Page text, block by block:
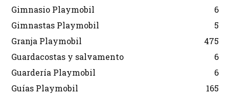
Gimnasio Playmobil
6
Gimnastas Playmobil
5
Granja Playmobil
475
Guardacostas y salvamento
6
Guardería Playmobil
6
Guías Playmobil
165